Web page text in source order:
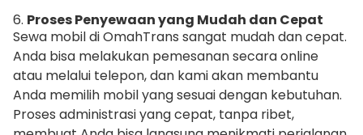
6. Proses Penyewaan yang Mudah dan Cepat
Sewa mobil di OmahTrans sangat mudah dan cepat.
Anda bisa melakukan pemesanan secara online
atau melalui telepon, dan kami akan membantu
Anda memilih mobil yang sesuai dengan kebutuhan.
Proses administrasi yang cepat, tanpa ribet,